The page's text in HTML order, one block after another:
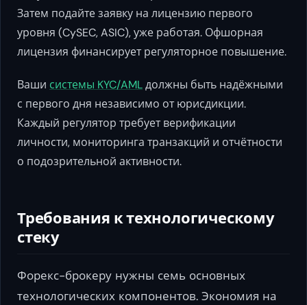
Затем подайте заявку на лицензию первого
уровня (CySEC, ASIC), уже работая. Офшорная
лицензия финансирует регуляторное повышение.
Ваши системы KYC/AMLдолжны быть надёжными
с первого дня независимо от юрисдикции.
Каждый регулятор требует верификации
личности, мониторинга транзакций и отчётности
о подозрительной активности.
Требования к технологическому
стеку
Форекс-брокеру нужны семь основных
технологических компонентов. Экономия на